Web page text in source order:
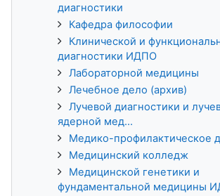
диагностики
Кафедра философии
Клинической и
диагностики ИДПО
Лабораторной медицины
Лечебное дело (архив)
Лучевой диагностики и
ядерной мед...
Медико-профилактическое
Медицинский колледж
Медицинской генетики и
фундаментальной медицины